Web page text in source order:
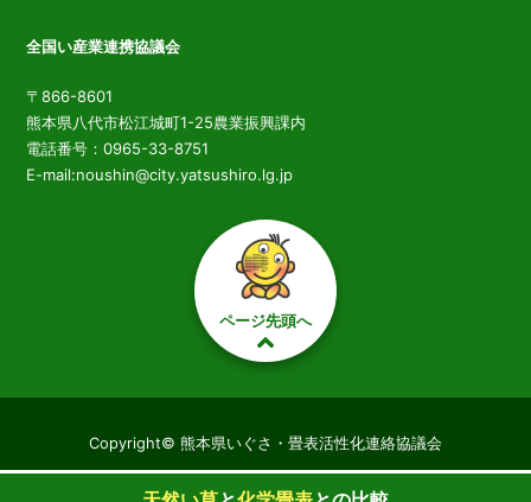
全国い産業連携協議会
〒866-8601
熊本県八代市松江城町1-25農業振興課内
電話番号：0965-33-8751
E-mail:noushin@city.yatsushiro.lg.jp
ページ先頭へ
Copyright© 熊本県いぐさ・畳表活性化連絡協議会
All right reserved.